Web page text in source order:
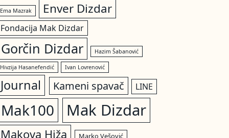
Ema Mazrak Enver Dizdar
Fondacija Mak Dizdar
Gorčin Dizdar Hazim Šabanović
Hivzija Hasanefendić Ivan Lovrenović
Journal Kameni spavač LINE
Mak100 Mak Dizdar
Makova Hiža